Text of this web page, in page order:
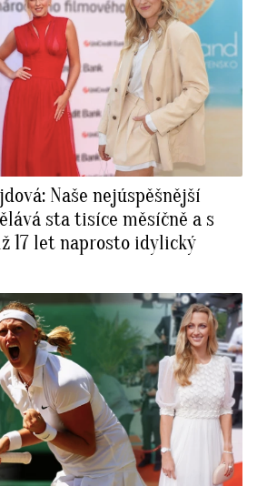
Naše nejúspěšnější
sta tisíce měsíčně a s
17 let naprosto idylický